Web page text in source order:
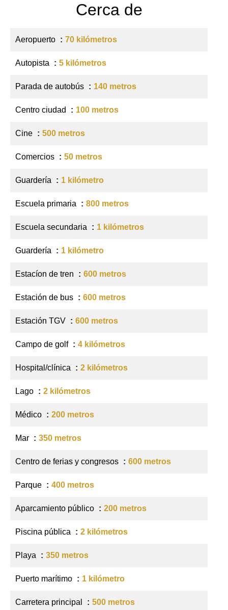
Cerca de
Aeropuerto 70 kilómetros
Autopista 5 kilómetros
Parada de autobús 140 metros
Centro ciudad 100 metros
Cine 500 metros
Comercios 50 metros
Guardería 1 kilómetro
Escuela primaria 800 metros
Escuela secundaria 1 kilómetros
Guardería 1 kilómetro
Estacíon de tren 600 metros
Estación de bus 600 metros
Estación TGV 600 metros
Campo de golf 4 kilómetros
Hospital/clínica 2 kilómetros
Lago 2 kilómetros
Médico 200 metros
Mar 350 metros
Centro de ferias y congresos 600 metros
Parque 400 metros
Aparcamiento público 200 metros
Piscina pública 2 kilómetros
Playa 350 metros
Puerto marítimo 1 kilómetro
Carretera principal 500 metros